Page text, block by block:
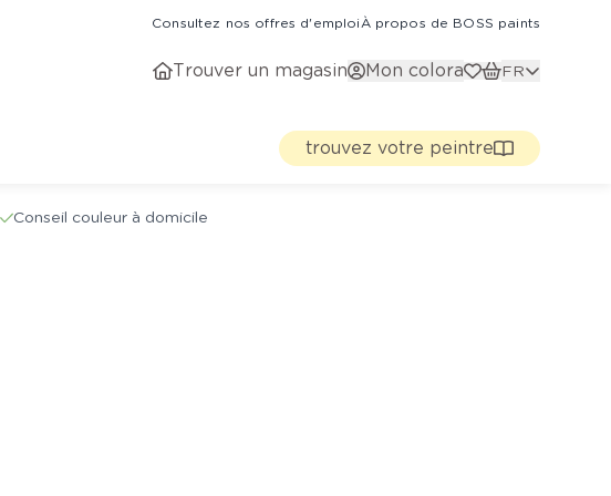
Consultez nos offres d'emploiÀ propos de BOSS paints
Trouver un magasin Mon colora FR
trouvez votre peintre
Conseil couleur à domicile